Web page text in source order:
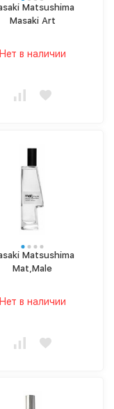
Matsushima
Masaki Art
Нет в наличии
Matsushima
Mat,Male
Нет в наличии